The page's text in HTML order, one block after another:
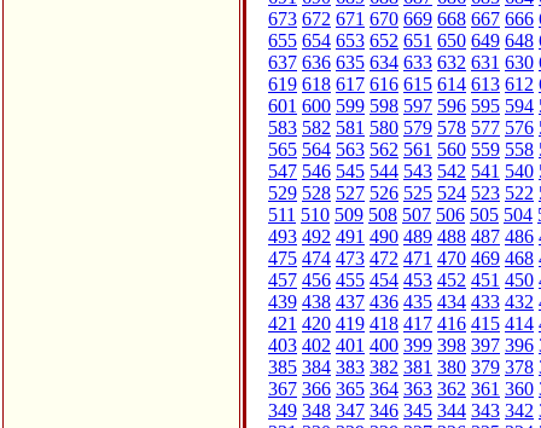
673 672 671 670 669 668 667 666
655 654 653 652 651 650 649 648
637 636 635 634 633 632 631 630
619 618 617 616 615 614 613 612
601 600 599 598 597 596 595 594
583 582 581 580 579 578 577 576
565 564 563 562 561 560 559 558
547 546 545 544 543 542 541 540
529 528 527 526 525 524 523 522
511 510 509 508 507 506 505 504
493 492 491 490 489 488 487 486
475 474 473 472 471 470 469 468
457 456 455 454 453 452 451 450
439 438 437 436 435 434 433 432
421 420 419 418 417 416 415 414
403 402 401 400 399 398 397 396
385 384 383 382 381 380 379 378
367 366 365 364 363 362 361 360
349 348 347 346 345 344 343 342